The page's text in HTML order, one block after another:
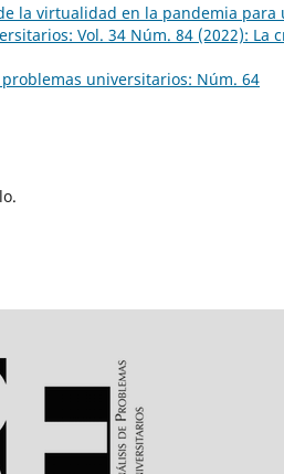
la virtualidad en la pandemia para
Vol. 34 Núm. 84 (2022): La
universitarios: Núm. 64